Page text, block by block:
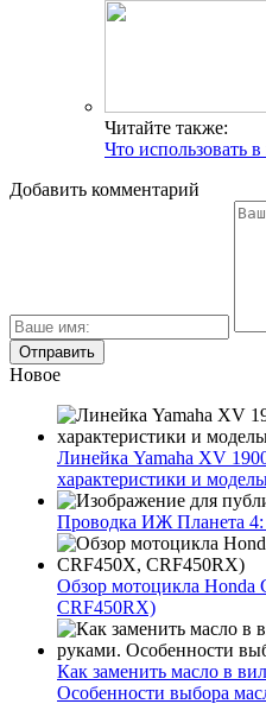
Читайте также:
Что использовать
Добавить комментарий
Новое
Линейка Yamaha XV
характеристики и
Проводка ИЖ Планета 4:
Обзор мотоцикла Honda
CRF450RX)
Как заменить масло в
Особенности выбора